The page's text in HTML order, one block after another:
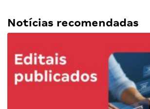
Notícias recomendadas